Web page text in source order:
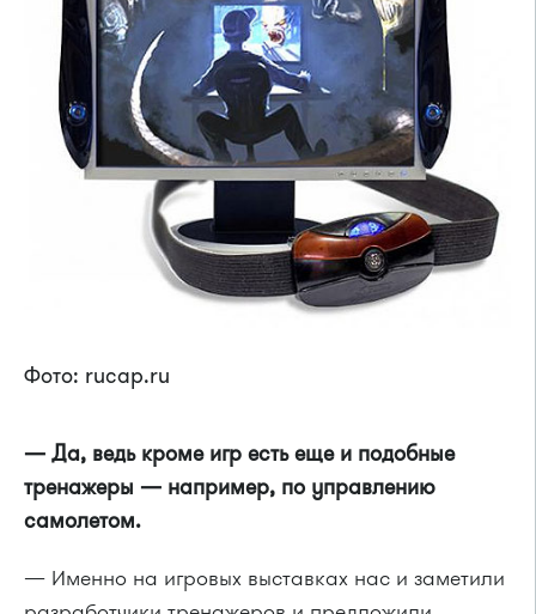
Фото: rucap.ru
— Да, ведь кроме игр есть еще и подобные
тренажеры — например, по управлению
самолетом.
— Именно на игровых выставках нас и заметили